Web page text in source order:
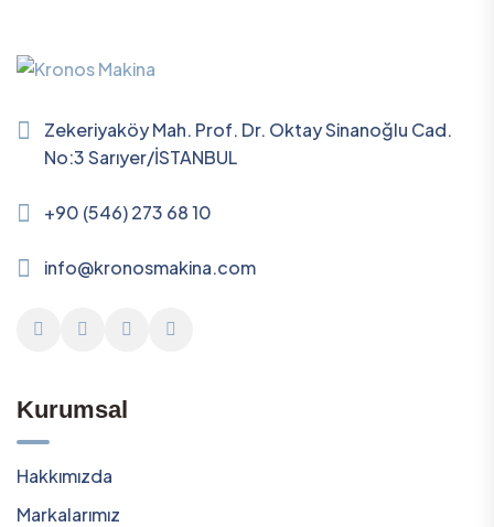
Zekeriyaköy Mah. Prof. Dr. Oktay Sinanoğlu Cad.
No:3 Sarıyer/İSTANBUL
+90 (546) 273 68 10
info@kronosmakina.com
Kurumsal
Hakkımızda
Markalarımız